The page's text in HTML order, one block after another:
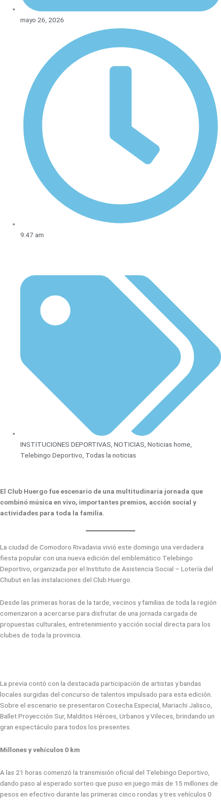
mayo 26, 2026
9:47 am
INSTITUCIONES DEPORTIVAS,NOTICIAS,Noticias home,
Telebingo Deportivo, Todas la noticias
El Club Huergo fue escenario de una multitudinaria jornada que
combinó música en vivo, importantes premios, acción social y
actividades para toda la familia.
La ciudad de Comodoro Rivadavia vivió este domingo una verdadera
fiesta popular con una nueva edición del emblemático Telebingo
Deportivo, organizada por el Instituto de Asistencia Social – Lotería del
Chubut en las instalaciones del Club Huergo.
Desde las primeras horas de la tarde, vecinos y familias de toda la región
comenzaron a acercarse para disfrutar de una jornada cargada de
propuestas culturales, entretenimiento y acción social directa para los
clubes de toda la provincia.
La previa contó con la destacada participación de artistas y bandas
locales surgidas del concurso de talentos impulsado para esta edición.
Sobre el escenario se presentaron Cosecha Especial, Mariachi Jalisco,
Ballet Proyección Sur, Malditos Héroes, Urbanos y Vileces, brindando un
gran espectáculo para todos los presentes.
Millones y vehículos 0 km
A las 21 horas comenzó la transmisión oficial del Telebingo Deportivo,
dando paso al esperado sorteo que puso en juego más de 15 millones de
pesos en efectivo durante las primeras cinco rondas y tres vehículos 0